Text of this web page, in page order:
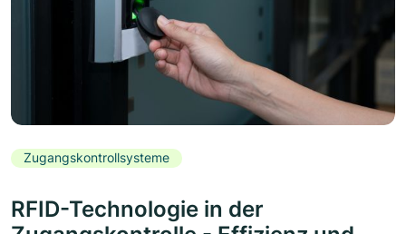
Zugangskontrollsysteme
RFID-Technologie in der